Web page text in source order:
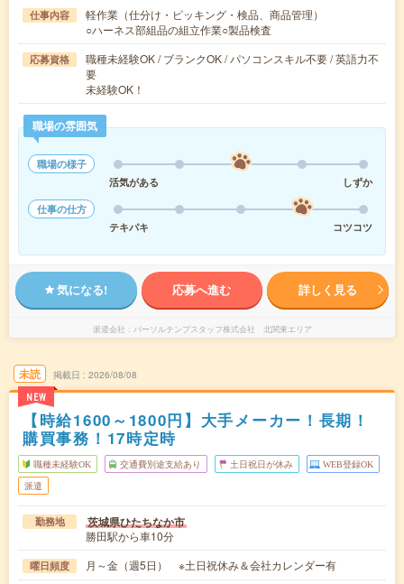
仕事内容
軽作業（仕分け・ピッキング・検品、商品管理）
○ハーネス部組品の組立作業○製品検査
応募資格
職種未経験OK / ブランクOK / パソコンスキル不要 / 英語力不
要
未経験OK！
職場の雰囲気
職場の様子
活気がある
しずか
仕事の仕方
テキパキ
コツコツ
気になる! 応募へ進む 詳しく見る
派遣会社 パーソルテンプスタッフ株式会社 北関東エリア
未読
NEW
掲載日 2026/08/08
【時給1600～1800円】大手メーカー！長期！
購買事務！17時定時
職種未経験OK 交通費別途支給あり 土日祝日が休み WEB登録OK
派遣
勤務地 茨城県ひたちなか市
勝田駅から車10分
曜日頻度 月～金（週5日） ※土日祝休み＆会社カレンダー有